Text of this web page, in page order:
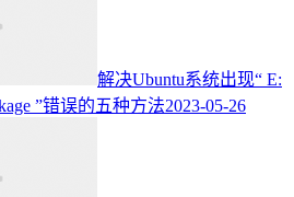
解决Ubuntu系统出现“ E:
”错误的五种方法2023-05-26